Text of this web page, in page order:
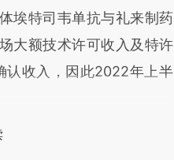
埃特司韦单抗与礼来制药
大额技术许可收入及特许
认收入，因此2022年上半